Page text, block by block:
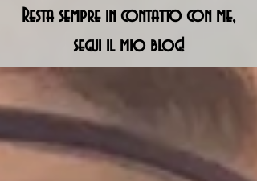
Resta sempre in contatto con me,
segui il mio blog!